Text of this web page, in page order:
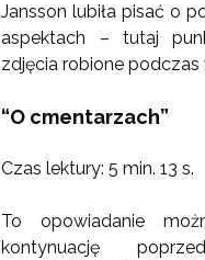
Jansson lubiła pisać o
aspektach – tutaj
zdjęcia robione podczas
“O cmentarzach”
Czas lektury: 5 min. 13 s.
To opowiadanie
kontynuację